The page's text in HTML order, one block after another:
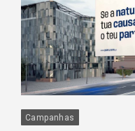
Campanhas